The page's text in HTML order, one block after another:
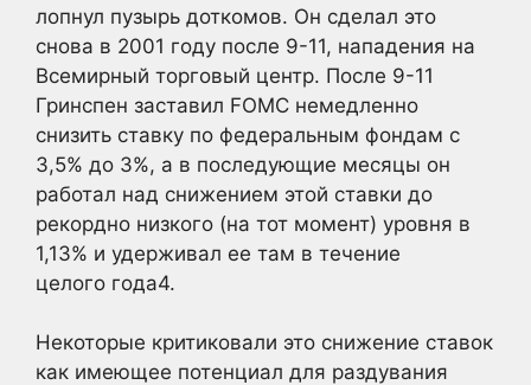
лопнул пузырь доткомов. Он сделал это
снова в 2001 году после 9-11, нападения на
Всемирный торговый центр. После 9-11
Гринспен заставил FOMC немедленно
снизить ставку по федеральным фондам с
3,5% до 3%, а в последующие месяцы он
работал над снижением этой ставки до
рекордно низкого (на тот момент) уровня в
1,13% и удерживал ее там в течение
целого года4.
Некоторые критиковали это снижение ставок
как имеющее потенциал для раздувания